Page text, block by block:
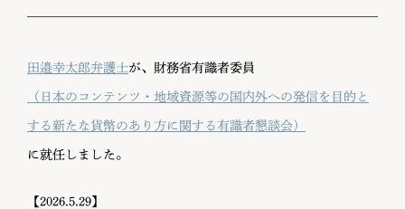
田邉幸太郎弁護士が、財務省有識者委員
（日本のコンテンツ・地域資源等の国内外への発信を目的と
する新たな貨幣のあり方に関する有識者懇談会）
に就任しました。
【2026.5.29】